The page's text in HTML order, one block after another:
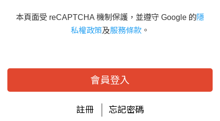
本頁面受 reCAPTCHA 機制保護，並遵守 Google 的隱
私權政策及服務條款 。
會員登入
註冊 忘記密碼